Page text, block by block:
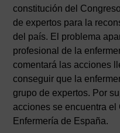
constitución del
de expertos para la
del país. El problema
profesional de la
comentará las acciones
conseguir que la
grupo de expertos. Por
acciones se encuentra
Enfermería de España.